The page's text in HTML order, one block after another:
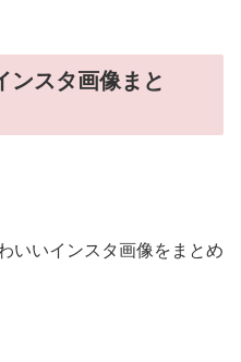
ンスタ画像まと
いいインスタ画像をまとめ